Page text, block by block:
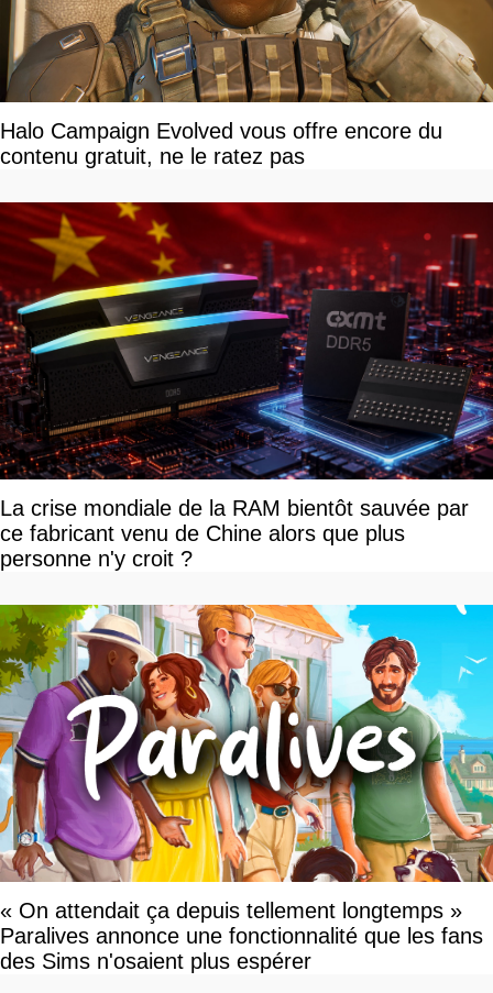
Halo Campaign Evolved vous offre encore du
contenu gratuit, ne le ratez pas
La crise mondiale de la RAM bientôt sauvée par
ce fabricant venu de Chine alors que plus
personne n'y croit ?
« On attendait ça depuis tellement longtemps »
Paralives annonce une fonctionnalité que les fans
des Sims n'osaient plus espérer